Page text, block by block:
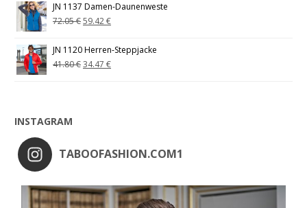
JN 1137 Damen-Daunenweste
72.05€59.42€
JN 1120 Herren-Steppjacke
41.80€34.47€
INSTAGRAM
TABOOFASHION.COM1